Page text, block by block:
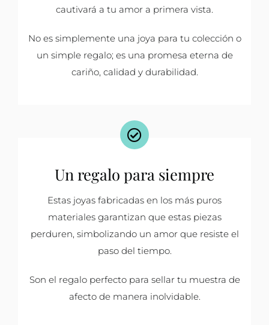
cautivará a tu amor a primera vista.
No es simplemente una joya para tu colección o
un simple regalo; es una promesa eterna de
cariño, calidad y durabilidad.
Un regalo para siempre
Estas joyas fabricadas en los más puros
materiales garantizan que estas piezas
perduren, simbolizando un amor que resiste el
paso del tiempo.
Son el regalo perfecto para sellar tu muestra de
afecto de manera inolvidable.